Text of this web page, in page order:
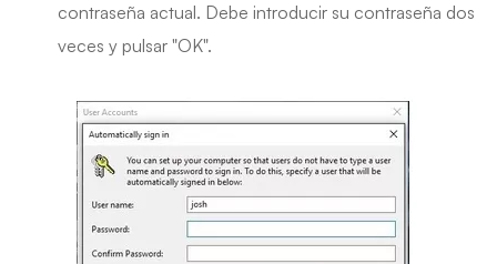
contraseña actual. Debe introducir su contraseña dos
veces y pulsar "OK".